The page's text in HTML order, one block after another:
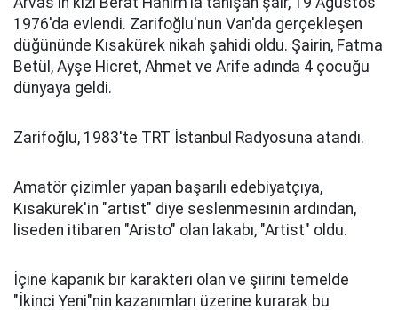
1976'da evlendi. Zarifoğlu'nun Van'da gerçekleşen
düğününde Kısakürek nikah şahidi oldu. Şairin, Fatma
Betül, Ayşe Hicret, Ahmet ve Arife adında 4 çocuğu
dünyaya geldi.
Zarifoğlu, 1983'te TRT İstanbul Radyosuna atandı.
Amatör çizimler yapan başarılı edebiyatçıya,
Kısakürek'in "artist" diye seslenmesinin ardından,
liseden itibaren "Aristo" olan lakabı, "Artist" oldu.
İçine kapanık bir karakteri olan ve şiirini temelde
"İkinci Yeni"nin kazanımları üzerine kurarak bu